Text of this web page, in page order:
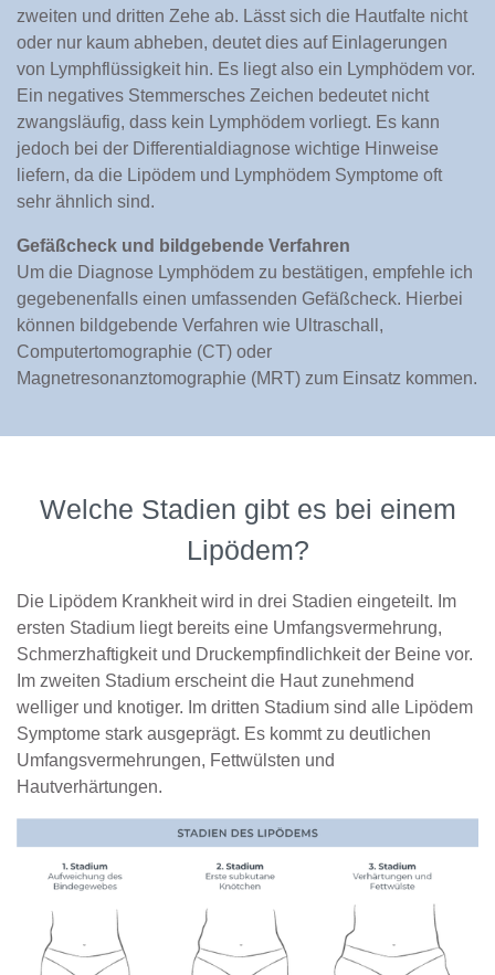
zweiten und dritten Zehe ab. Lässt sich die Hautfalte nicht
oder nur kaum abheben, deutet dies auf Einlagerungen
von Lymphflüssigkeit hin. Es liegt also ein Lymphödem vor.
Ein negatives Stemmersches Zeichen bedeutet nicht
zwangsläufig, dass kein Lymphödem vorliegt. Es kann
jedoch bei der Differentialdiagnose wichtige Hinweise
liefern, da die Lipödem und Lymphödem Symptome oft
sehr ähnlich sind.
Gefäßcheck und bildgebende Verfahren
Um die Diagnose Lymphödem zu bestätigen, empfehle ich
gegebenenfalls einen umfassenden Gefäßcheck. Hierbei
können bildgebende Verfahren wie Ultraschall,
Computertomographie (CT) oder
Magnetresonanztomographie (MRT) zum Einsatz kommen.
Welche Stadien gibt es bei einem
Lipödem?
Die Lipödem Krankheit wird in drei Stadien eingeteilt. Im
ersten Stadium liegt bereits eine Umfangsvermehrung,
Schmerzhaftigkeit und Druckempfindlichkeit der Beine vor.
Im zweiten Stadium erscheint die Haut zunehmend
welliger und knotiger. Im dritten Stadium sind alle Lipödem
Symptome stark ausgeprägt. Es kommt zu deutlichen
Umfangsvermehrungen, Fettwülsten und
Hautverhärtungen.